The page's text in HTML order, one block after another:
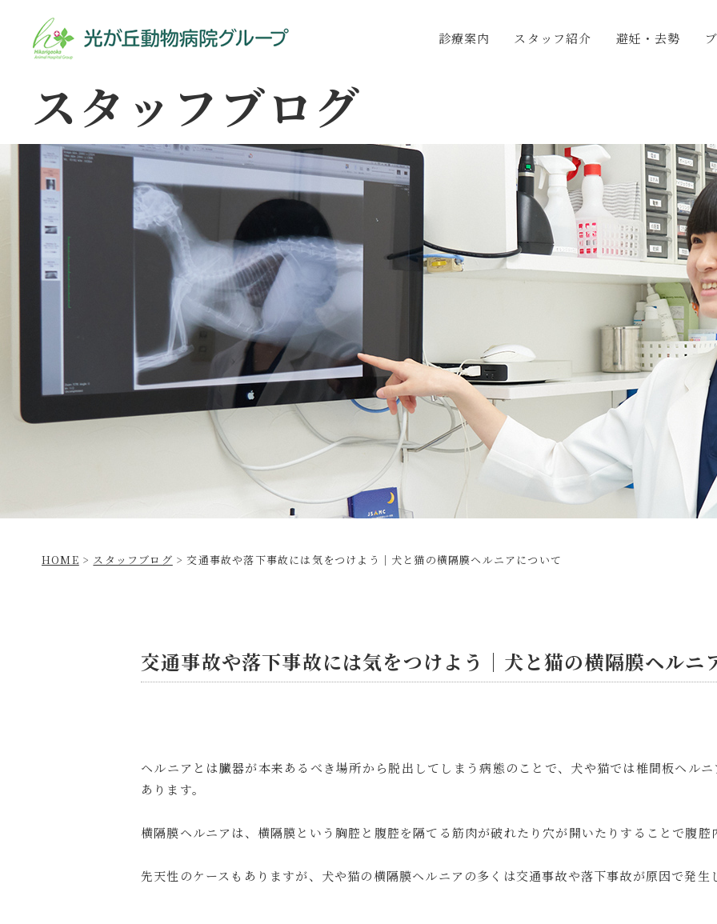
診療案内 スタッフ紹介 避妊・去勢
スタッフブログ
HOME > スタッフブログ >交通事故や落下事故には気をつけよう│犬と猫の横隔膜ヘルニアについて
交通事故や落下事故には気をつけよう│犬と猫の横隔膜ヘルニ
ヘルニアとは臓器が本来あるべき場所から脱出してしまう病態のことで、犬や猫では椎間板ヘル
あります。
横隔膜ヘルニアは、横隔膜という胸腔と腹腔を隔てる筋肉が破れたり穴が開いたりすることで腹腔
先天性のケースもありますが、犬や猫の横隔膜ヘルニアの多くは交通事故や落下事故が原因で発生